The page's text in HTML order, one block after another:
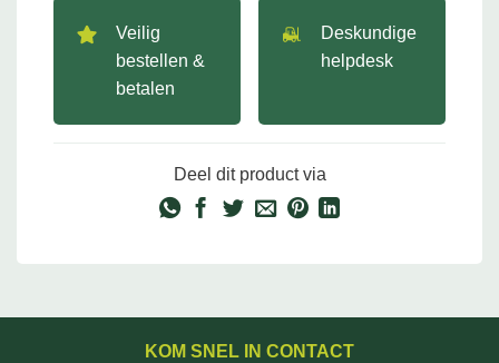
Veilig
bestellen &
betalen
Deskundige
helpdesk
Deel dit product via
KOM SNEL IN CONTACT